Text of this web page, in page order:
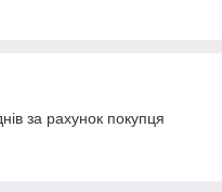
за рахунок покупця